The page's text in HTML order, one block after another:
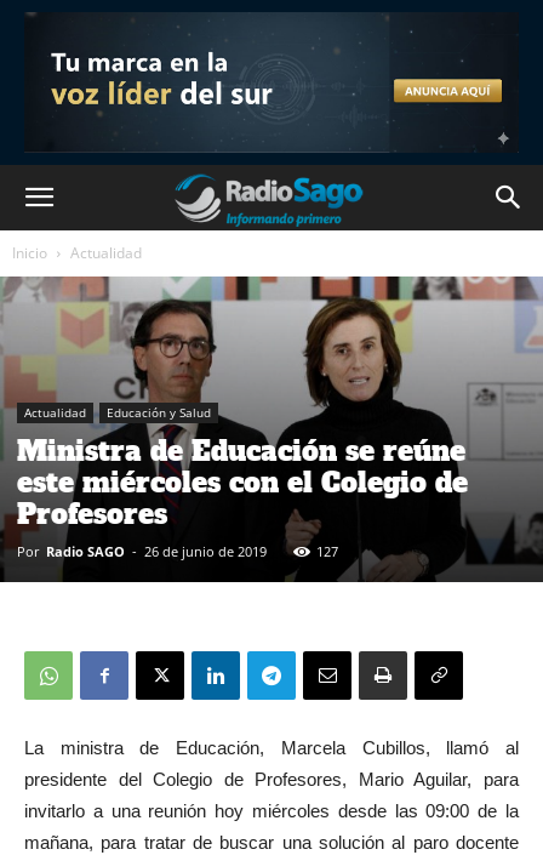
Inicio Actualidad
Actualidad Educación y Salud
Ministra de Educación se reúne
este miércoles con el Colegio de
Profesores
Por Radio SAGO - 26 de junio de 2019 127
La ministra de Educación, Marcela Cubillos, llamó al
presidente del Colegio de Profesores, Mario Aguilar, para
invitarlo a una reunión hoy miércoles desde las 09:00 de la
mañana, para tratar de buscar una solución al paro docente